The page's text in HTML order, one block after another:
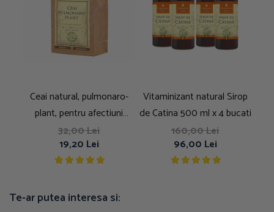
Ceai natural, pulmonaro-
plant, pentru afectiuni
pulmonar respiratorii, 100g
32,00 Lei
19,20 Lei
Vitaminizant natural Sirop
de Catina 500 ml x 4 bucati
160,00 Lei
96,00 Lei
Te-ar putea interesa si: